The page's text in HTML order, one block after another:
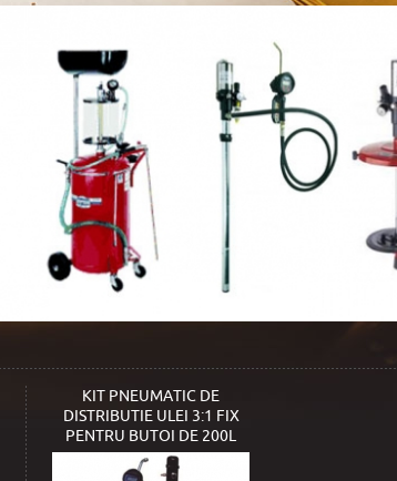
KIT PNEUMATIC DE
DISTRIBUTIE ULEI 3:1 FIX
PENTRU BUTOI DE 200L